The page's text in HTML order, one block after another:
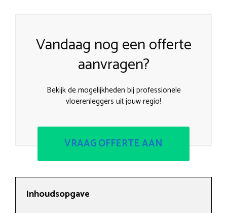
Vandaag nog een offerte
aanvragen?
Bekijk de mogelijkheden bij professionele
vloerenleggers uit jouw regio!
VRAAG OFFERTE AAN
Inhoudsopgave